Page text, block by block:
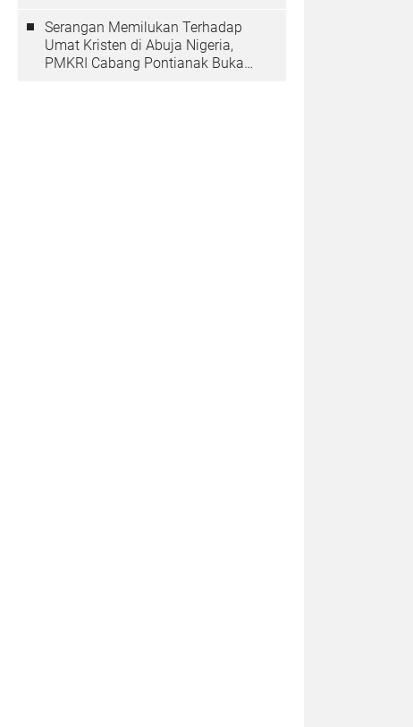
Serangan Memilukan Terhadap
Umat Kristen di Abuja Nigeria,
PMKRI Cabang Pontianak Buka